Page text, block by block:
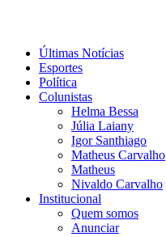
Últimas Notícias
Esportes
Política
Colunistas
Helma Bessa
Júlia Laiany
Igor Santhiago
Matheus Carvalho
Matheus
Nivaldo Carvalho
Institucional
Quem somos
Anunciar